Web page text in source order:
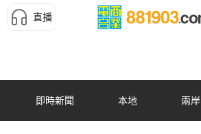
直播
即時新聞 本地 兩岸